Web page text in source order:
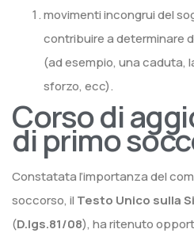
movimenti incongrui del
contribuire a determinare
(ad esempio, una caduta,
sforzo, ecc).
Corso di
di primo
Constatata l’importanza del
soccorso, il Testo Unico sulla
(D.lgs.81/08), ha ritenuto